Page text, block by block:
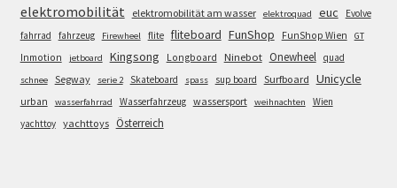
elektromobilität elektromobilität am wasser elektroquad euc
Evolve
fahrrad
fahrzeug Firewheel flite fliteboard FunShop FunShop Wien GT
Inmotion jetboard Kingsong Longboard Ninebot Onewheel quad
schnee Segway serie 2 Skateboard spass sup board Surfboard Unicycle
urban wasserfahrrad Wasserfahrzeug wassersport weihnachten
Wien
yachttoy yachttoys Österreich